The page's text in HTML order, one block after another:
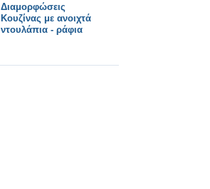
Διαμορφώσεις
Κουζίνας με ανοιχτά
ντουλάπια - ράφια